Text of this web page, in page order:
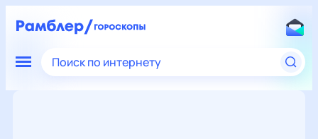
Поиск по интернету